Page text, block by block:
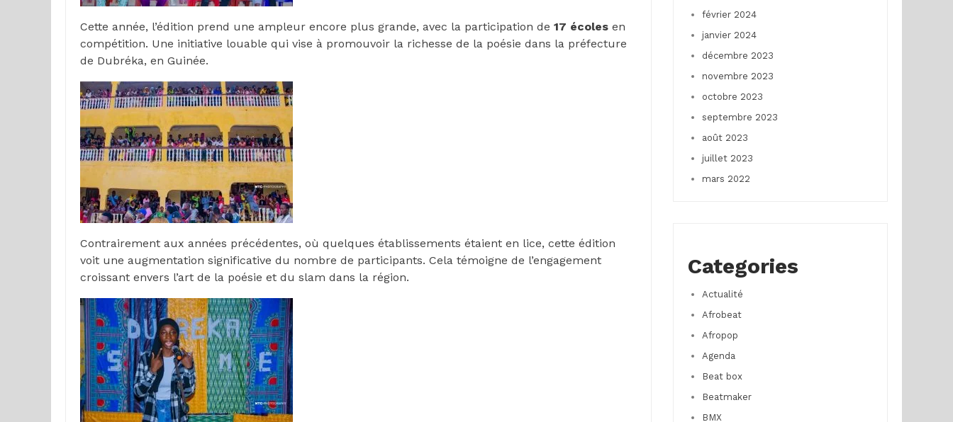
Cette année, l’édition prend une ampleur encore plus grande, avec la participation de 17 écoles en
compétition. Une initiative louable qui vise à promouvoir la richesse de la poésie dans la préfecture
de Dubréka, en Guinée.
Contrairement aux années précédentes, où quelques établissements étaient en lice, cette édition
voit une augmentation significative du nombre de participants. Cela témoigne de l’engagement
croissant envers l’art de la poésie et du slam dans la région.
février 2024
janvier 2024
décembre 2023
novembre 2023
octobre 2023
septembre 2023
août 2023
juillet 2023
mars 2022
Categories
Actualité
Afrobeat
Afropop
Agenda
Beat box
Beatmaker
BMX